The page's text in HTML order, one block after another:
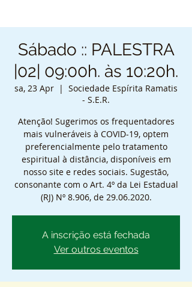
Sábado :: PALESTRA
|02| 09:00h. às 10:20h.
sa, 23 Apr
  |
Sociedade Espírita Ramatis
- S.E.R.
Atenção! Sugerimos os frequentadores
mais vulneráveis à COVID-19, optem
preferencialmente pelo tratamento
espiritual à distância, disponíveis em
nosso site e redes sociais. Sugestão,
consonante com o Art. 4º da Lei Estadual
(RJ) Nº 8.906, de 29.06.2020.
A inscrição está fechada
Ver outros eventos